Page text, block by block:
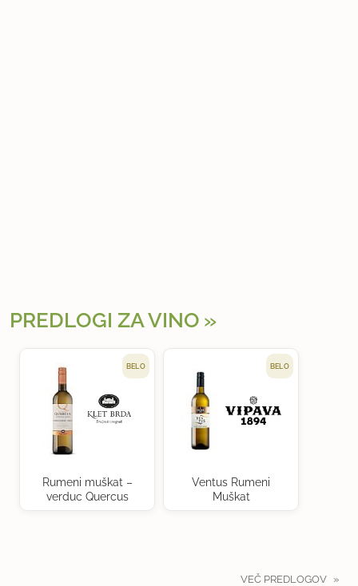
PREDLOGI ZA VINO
BELO
Rumeni muškat –
verduc Quercus
BELO
Ventus Rumeni
Muškat
VEČ PREDLOGOV